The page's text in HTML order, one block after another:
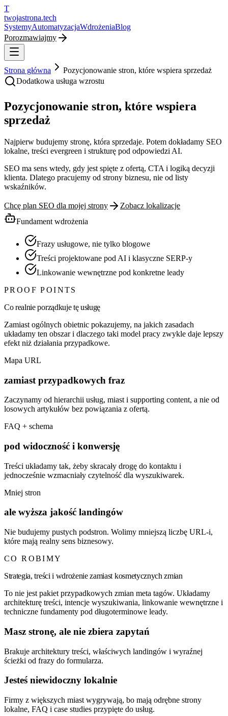
T
twojastrona.tech
SystemyAutomatyzacjaWdrożeniaBlog
Porozmawiajmy
Strona główna
Pozycjonowanie stron, które wspiera sprzedaż
Dodatkowa usługa wzrostu
Pozycjonowanie stron, które wspiera
sprzedaż
Najpierw budujemy stronę, która sprzedaje. Potem dokładamy SEO
lokalne, treści evergreen i strukturę pod odpowiedzi AI.
SEO ma sens wtedy, gdy jest spięte z ofertą, CTA i logiką decyzji
klienta. Dlatego pracujemy od strony biznesu, nie od listy
wskaźników.
Chcę plan SEO dla mojej strony
Zobacz lokalizacje
Fundament wdrożenia
Frazy usługowe, nie tylko blogowe
Treści projektowane pod AI i klasyczne SERP-y
Linkowanie wewnętrzne pod konkretne leady
PROOF POINTS
Co realnie porządkuje tę usługę
Zamiast ogólnych obietnic pokazujemy, na jakich zasadach
układamy ten obszar i dlaczego taki model pracy zwykle daje lepszy
efekt niż działania przypadkowe.
Mapa URL
zamiast przypadkowych fraz
Zaczynamy od hierarchii usług, miast i supporting content, a nie od
losowych artykułów bez powiązania z ofertą.
FAQ + schema
pod widoczność i konwersję
Treści układamy tak, żeby skracały drogę do kontaktu i
jednocześnie wzmacniały czytelność dla wyszukiwarek.
Mniej stron
ale wyższa jakość landingów
Nie budujemy pustych podstron. Wolimy mniejszą liczbę URL-i,
które mają realny sens biznesowy.
CO ROBIMY
Strategia, treści i wdrożenie zamiast kosmetycznych zmian
To nie jest pakiet przypadkowych zmian meta tagów. Układamy
architekturę treści, intencje wyszukiwania, linkowanie wewnętrzne i
techniczne fundamenty pod długoterminowe leady.
Masz stronę, ale nie zbiera zapytań
Brakuje architektury treści, właściwych landingów i wyraźnej
ścieżki od frazy do formularza.
Jesteś niewidoczny lokalnie
Firmy z większych miast wygrywają, bo mają odrębne strony
lokalne, FAQ i case studies przypięte do usług.